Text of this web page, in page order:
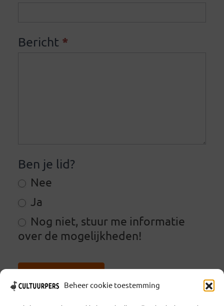
Beheer cookie toestemming
Bericht *
Ben je lid?
Nee
Ja
Nog niet, stuur me informatie
over de mogelijkheden!